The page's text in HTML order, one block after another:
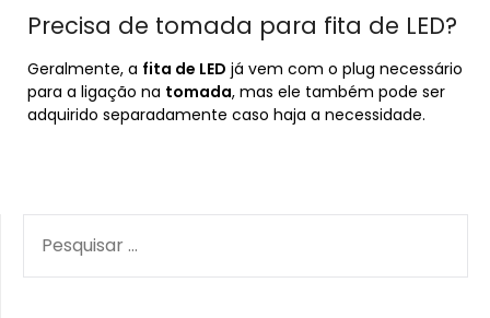
Precisa de tomada para fita de LED?
Geralmente, a fita de LED já vem com o plug necessário
para a ligação na tomada, mas ele também pode ser
adquirido separadamente caso haja a necessidade.
POR: